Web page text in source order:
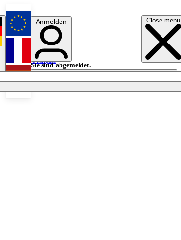
Close menu
English
Français
Anmelden
Sie sind abgemeldet.
Anmelden
Licht aus